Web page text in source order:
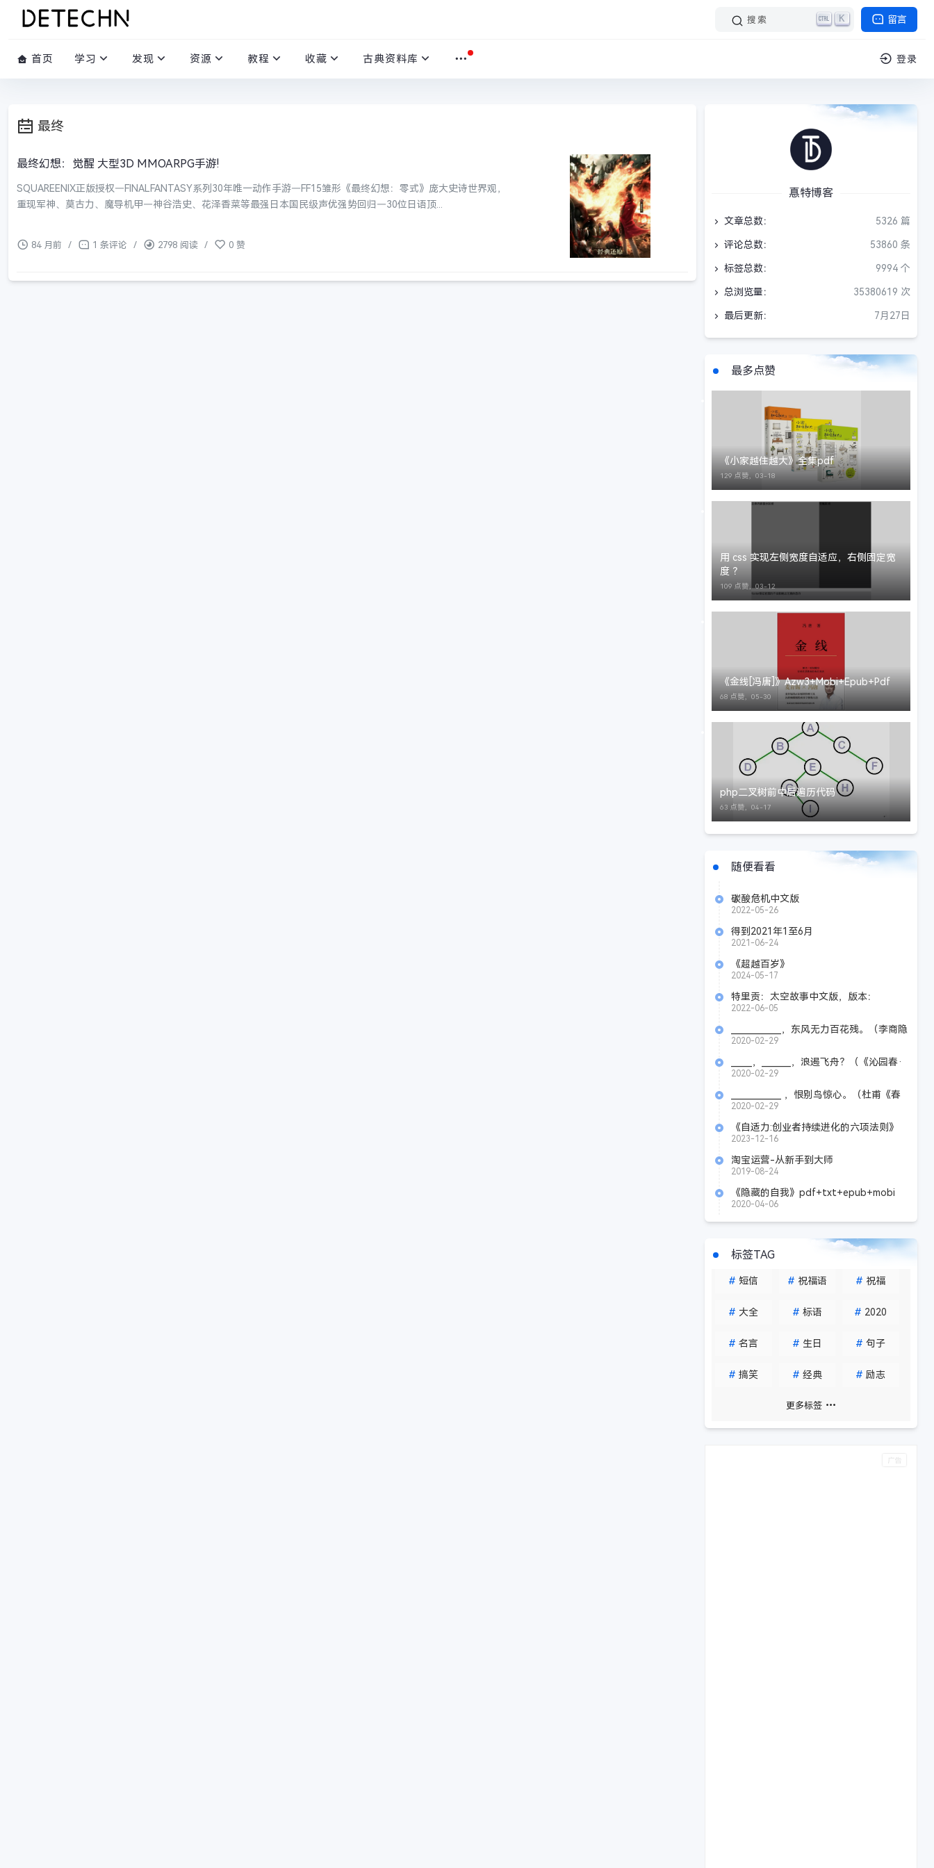
留言
搜索 K
首页 学习 发现 资源 教程 收藏 古典资料库 登录
最终
最终幻想：觉醒 大型3D MMOARPG手游!
SQUAREENIX正版授权—FINALFANTASY系列30年唯一动作手游—FF15雏形《最终幻想：零式》庞大史诗世界观，
重现军神、莫古力、魔导机甲—神谷浩史、花泽香菜等最强日本国民级声优强势回归—30位日语顶...
84 月前 / 1 条评论 / 2798 阅读 / 0 赞
惪特博客
文章总数： 5326 篇
评论总数： 53860 条
标签总数： 9994 个
总浏览量： 35380619 次
最后更新： 7月27日
最多点赞
《小家越住越大》全集pdf
129 点赞， 03-18
用 css 实现左侧宽度自适应，右侧固定宽
度 ？
109 点赞， 03-12
《金线[冯唐]》Azw3+Mobi+Epub+Pdf
68 点赞， 05-30
php二叉树前中后遍历代码
63 点赞， 04-17
随便看看
碳酸危机中文版
2022-05-26
得到2021年1至6月
2021-06-24
《超越百岁》
2024-05-17
特里贡：太空故事中文版，版本：
v.1.0.4.2256
2022-06-05
____________，东风无力百花残。（李商隐
《无题》（其一））
2020-02-29
_____，_______，浪遏飞舟？（《沁园春·
长沙》毛泽东）
2020-02-29
____________ ，恨别鸟惊心。（杜甫《春
望》）
2020-02-29
《自适力:创业者持续进化的六项法则》
Azw3+Epub+Mobi+Pdf
2023-12-16
淘宝运营-从新手到大师
2019-08-24
《隐藏的自我》pdf+txt+epub+mobi
2020-04-06
标签TAG
# 短信 # 祝福语 # 祝福
# 大全 # 标语 # 2020
# 名言 # 生日 # 句子
# 搞笑 # 经典 # 励志
更多标签